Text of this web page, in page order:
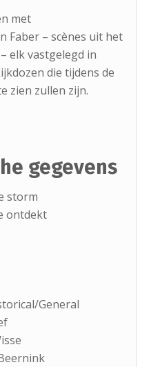
met
Faber – scènes uit het
elk vastgelegd in
die tijdens de
zien zullen zijn.
gegevens
storm
ontdekt
General